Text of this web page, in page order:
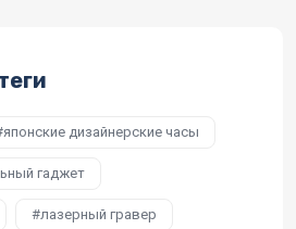
японские дизайнерские часы
гаджет
лазерный гравер